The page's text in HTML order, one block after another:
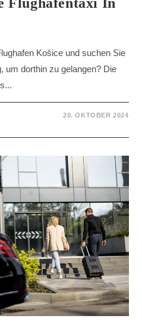
Košice und suchen Sie
um dorthin zu gelangen? Die
20. OKTOBER 2024